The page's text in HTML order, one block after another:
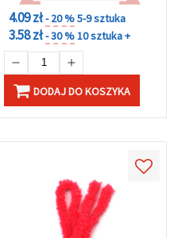
4.09 zł- 20 %5-9 sztuka
3.58 zł- 30 %10 sztuka +
DODAJ DO KOSZYKA